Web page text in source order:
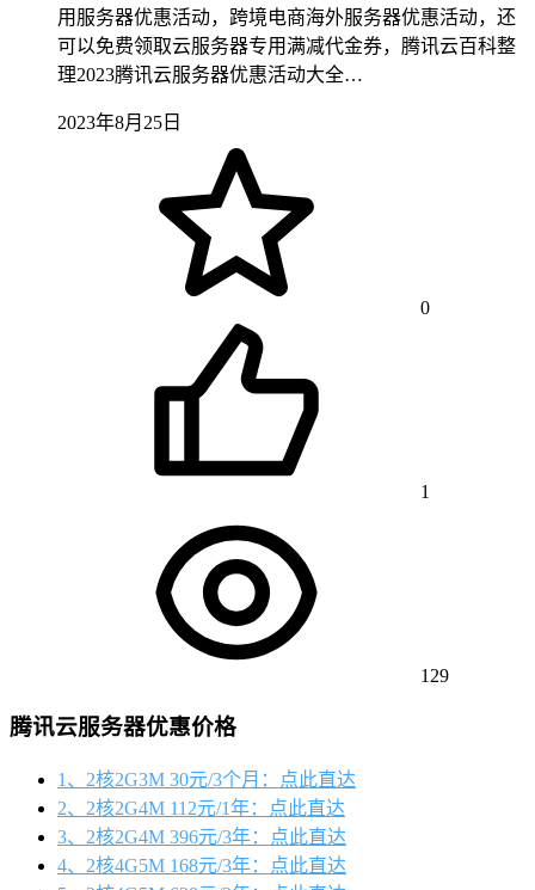
用服务器优惠活动，跨境电商海外服务器优惠活动，还
可以免费领取云服务器专用满减代金券，腾讯云百科整
理2023腾讯云服务器优惠活动大全…
2023年8月25日
0
1
129
腾讯云服务器优惠价格
1、2核2G3M 30元/3个月：点此直达
2、2核2G4M 112元/1年：点此直达
3、2核2G4M 396元/3年：点此直达
4、2核4G5M 168元/3年：点此直达